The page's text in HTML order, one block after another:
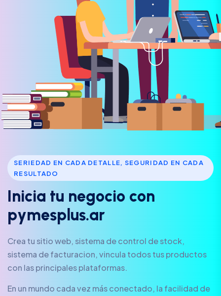
SERIEDAD EN CADA DETALLE, SEGURIDAD EN CADA
RESULTADO
Inicia tu negocio con
pymesp us.ar
Crea tu sitio web, sistema de control de stock,
sistema de facturacion, vincula todos tus productos
con las principales plataformas.
En un mundo cada vez más conectado, la facilidad de